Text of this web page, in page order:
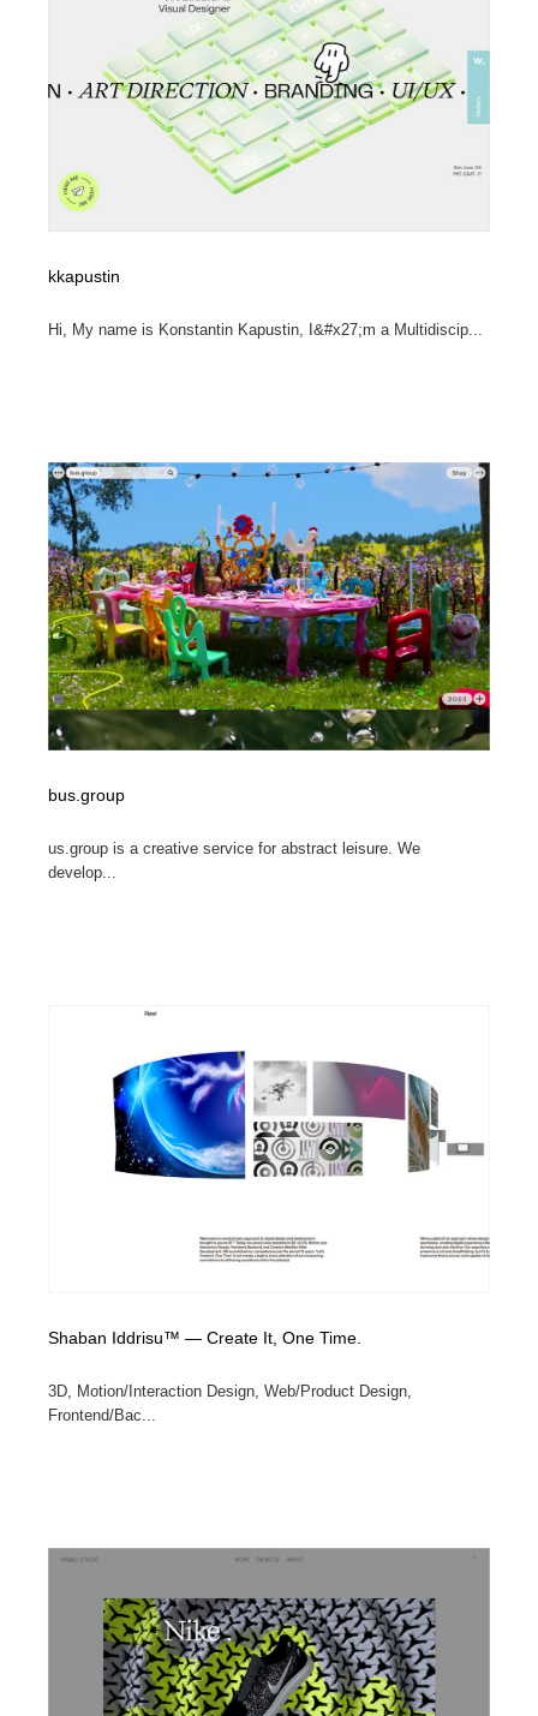
kkapustin
Hi, My name is Konstantin Kapustin, I&#x27;m a Multidiscip...
bus.group
us.group is a creative service for abstract leisure. We
develop...
Shaban Iddrisu™ — Create It, One Time.
3D, Motion/Interaction Design, Web/Product Design,
Frontend/Bac...